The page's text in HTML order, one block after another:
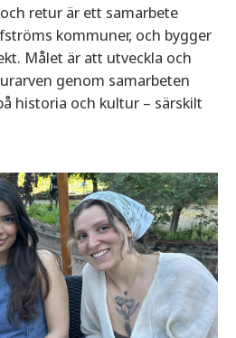
retur är ett samarbete
kommuner, och bygger
Målet är att utveckla och
genom samarbeten
historia och kultur – särskilt